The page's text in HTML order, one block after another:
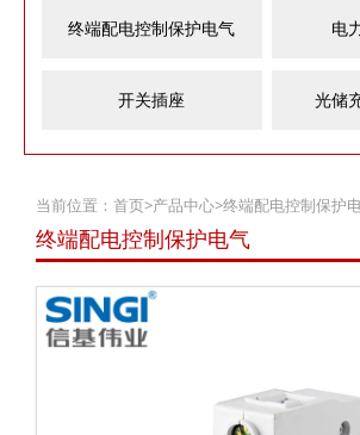
终端配电控制保护电气 电
开关插座 光储
当前位置： 首页>产品中心>终端配电控制保护
终端配电控制保护电气